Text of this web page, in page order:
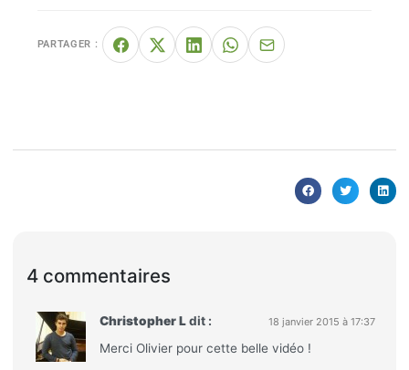
PARTAGER :
4 commentaires
Christopher L dit : 18 janvier 2015 à 17:37
Merci Olivier pour cette belle vidéo !